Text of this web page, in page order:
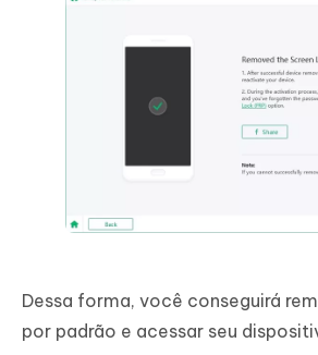
Dessa forma, você conseguirá
por padrão e acessar seu